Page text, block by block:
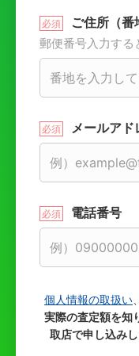
ご住所（番
郵便番号入力する
メールアド
電話番号
個人情報の取扱い
実際の査定額を知
取店で申し込み